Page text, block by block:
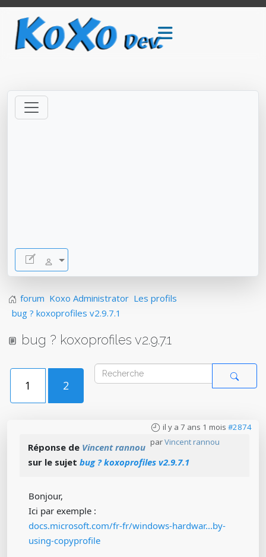
forum Koxo Administrator Les profils
bug ? koxoprofiles v2.9.7.1
bug ? koxoprofiles v2.9.7.1
1 2
il y a 7 ans 1 mois #2874
parVincent rannou
Réponse de Vincent rannou
sur le sujet bug ? koxoprofiles v2.9.7.1
Bonjour,
Ici par exemple :
docs.microsoft.com/fr-fr/windows-hardwar...by-
using-copyprofile